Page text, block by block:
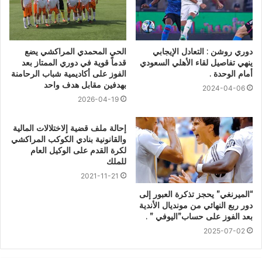
دوري روشن : التعادل الإيجابي
ينهي تفاصيل لقاء الأهلي السعودي
أمام الوحدة .
2024-04-06
الحي المحمدي المراكشي يضع
قدماً قوية في دوري الممتاز بعد
الفوز على أكاديمية شباب الرحامنة
بهدفين مقابل هدف واحد
2026-04-19
“الميرنغي” يحجز تذكرة العبور إلى
دور ربع النهائي من مونديال الأندية
بعد الفوز على حساب”اليوفي ” .
2025-07-02
إحالة ملف قضية إلاختلالات المالية
والقانونية بنادي الكوكب المراكشي
لكرة القدم على الوكيل العام
للملك
2021-11-21